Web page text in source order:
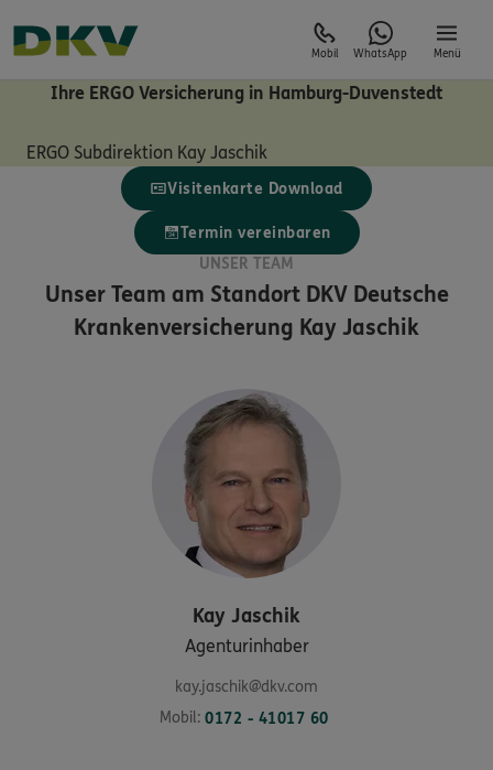
Mobil WhatsApp Menü
Ihre ERGO Versicherung in Hamburg-Duvenstedt
ERGO Subdirektion Kay Jaschik
Visitenkarte Download
Termin vereinbaren
UNSER TEAM
Unser Team am StandortDKV Deutsche
Krankenversicherung Kay Jaschik
Kay Jaschik
Agenturinhaber
kay.jaschik@dkv.com
Mobil: 0172 - 41017 60